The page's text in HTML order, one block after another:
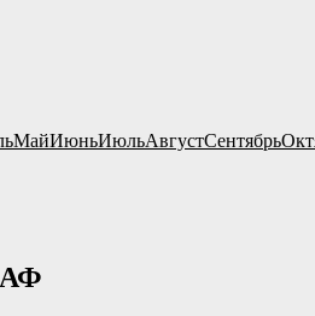
МайИюньИюльАвгустСентябрь